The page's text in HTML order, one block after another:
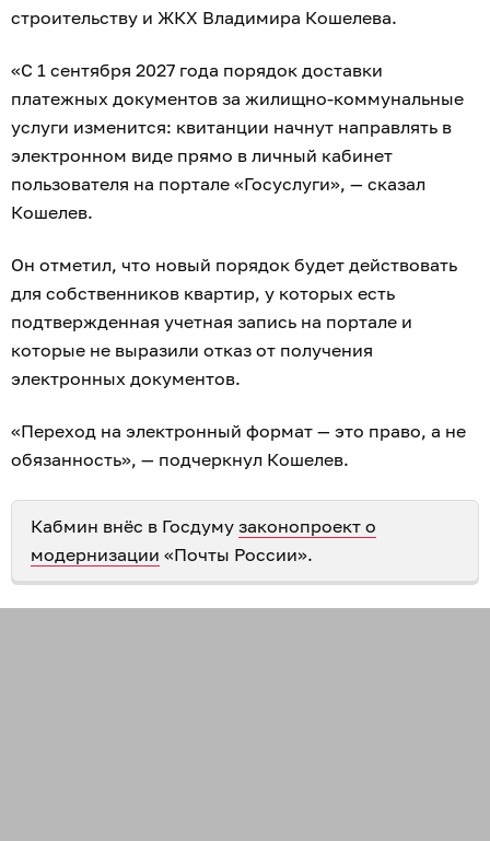
строительству и ЖКХ Владимира Кошелева.
«С 1 сентября 2027 года порядок доставки
платежных документов за жилищно-коммунальные
услуги изменится: квитанции начнут направлять в
электронном виде прямо в личный кабинет
пользователя на портале «Госуслуги», — сказал
Кошелев.
Он отметил, что новый порядок будет действовать
для собственников квартир, у которых есть
подтвержденная учетная запись на портале и
которые не выразили отказ от получения
электронных документов.
«Переход на электронный формат — это право, а не
обязанность», — подчеркнул Кошелев.
Кабмин внёс в Госдуму законопроект о
модернизации «Почты России».